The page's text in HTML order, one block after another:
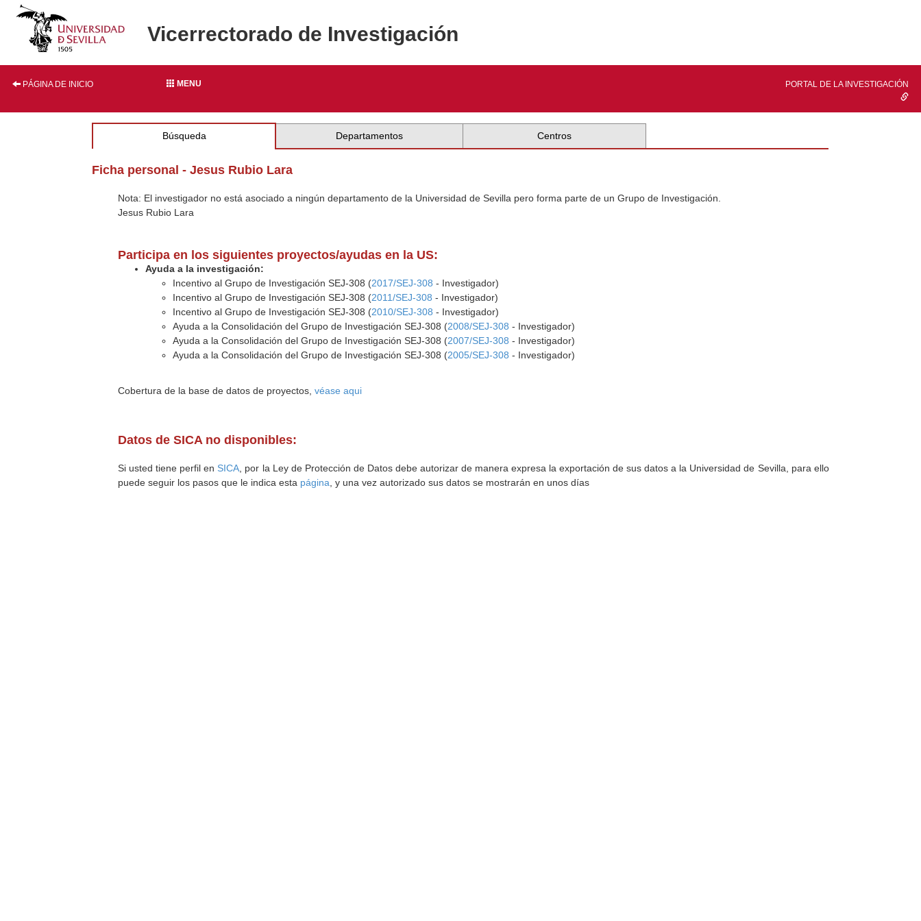
Vicerrectorado de Investigación
PÁGINA DE INICIO MENU PORTAL DE LA INVESTIGACIÓN
Búsqueda Departamentos Centros
Ficha personal - Jesus Rubio Lara
Nota: El investigador no está asociado a ningún departamento de la Universidad de Sevilla pero forma parte de un Grupo de Investigación.
Jesus Rubio Lara
Participa en los siguientes proyectos/ayudas en la US:
Ayuda a la investigación:
Incentivo al Grupo de Investigación SEJ-308 (2017/SEJ-308 - Investigador)
Incentivo al Grupo de Investigación SEJ-308 (2011/SEJ-308 - Investigador)
Incentivo al Grupo de Investigación SEJ-308 (2010/SEJ-308 - Investigador)
Ayuda a la Consolidación del Grupo de Investigación SEJ-308 (2008/SEJ-308 - Investigador)
Ayuda a la Consolidación del Grupo de Investigación SEJ-308 (2007/SEJ-308 - Investigador)
Ayuda a la Consolidación del Grupo de Investigación SEJ-308 (2005/SEJ-308 - Investigador)
Cobertura de la base de datos de proyectos,véase aqui
Datos de SICA no disponibles:
Si usted tiene perfil en SICA , por la Ley de Protección de Datos debe autorizar de manera expresa la exportación de sus datos a la Universidad de Sevilla, para ello
puede seguir los pasos que le indica esta página , y una vez autorizado sus datos se mostrarán en unos días